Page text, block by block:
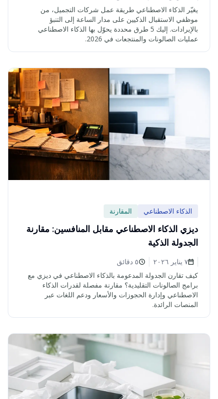
يغيّر الذكاء الاصطناعي طريقة عمل شركات التجميل، من
موظفي الاستقبال الذكيين على مدار الساعة إلى التنبؤ
بالإيرادات. إليك 5 طرق محددة يحوّل بها الذكاء الاصطناعي
عمليات الصالونات والمنتجعات في 2026.
الذكاء الاصطناعي المقارنة
ديزي الذكاء الاصطناعي مقابل المنافسين: مقارنة
الجدولة الذكية
٧ يناير ٢٠٢٦
٥ دقائق
كيف تقارن الجدولة المدعومة بالذكاء الاصطناعي في ديزي مع
برامج الصالونات التقليدية؟ مقارنة مفصلة لقدرات الذكاء
الاصطناعي وإدارة الحجوزات والأسعار ودعم اللغات عبر
المنصات الرائدة.